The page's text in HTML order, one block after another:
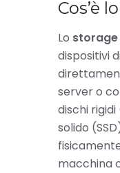
Cos’è
Lo
dispositivi
server o
dischi
solido
macchina